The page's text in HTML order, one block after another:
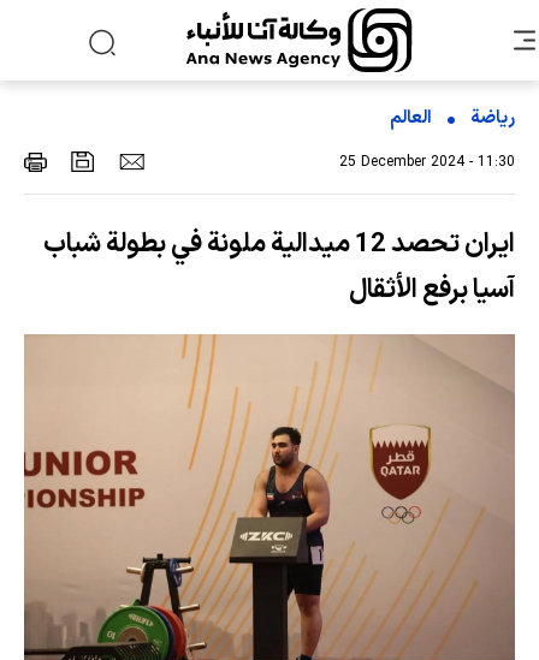
رياضة العالم
25 December 2024 - 11:30
ايران تحصد 12 ميدالية ملونة في بطولة شباب
آسيا برفع الأثقال